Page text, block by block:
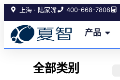
上海 · 陆家嘴 400-668-7808
产品
全部类别